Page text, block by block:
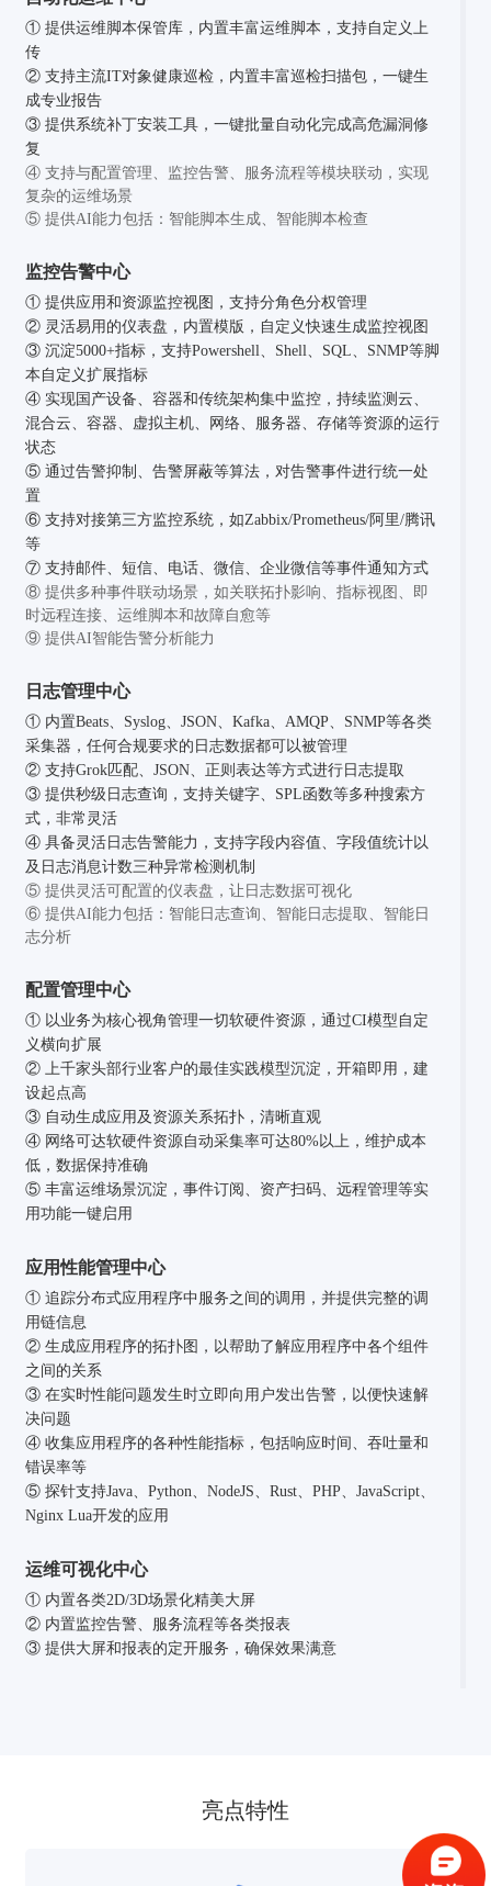
① 提供运维脚本保管库，内置丰富运维脚本，支持自定义上
传
② 支持主流IT对象健康巡检，内置丰富巡检扫描包，一键生
成专业报告
③ 提供系统补丁安装工具，一键批量自动化完成高危漏洞修
复
④ 支持与配置管理、监控告警、服务流程等模块联动，实现
复杂的运维场景
⑤ 提供AI能力包括：智能脚本生成、智能脚本检查
监控告警中心
① 提供应用和资源监控视图，支持分角色分权管理
② 灵活易用的仪表盘，内置模版，自定义快速生成监控视图
③ 沉淀5000+指标，支持Powershell、Shell、SQL、SNMP等脚
本自定义扩展指标
④ 实现国产设备、容器和传统架构集中监控，持续监测云、
混合云、容器、虚拟主机、网络、服务器、存储等资源的运行
状态
⑤ 通过告警抑制、告警屏蔽等算法，对告警事件进行统一处
置
⑥ 支持对接第三方监控系统，如Zabbix/Prometheus/阿里/腾讯
等
⑦ 支持邮件、短信、电话、微信、企业微信等事件通知方式
⑧ 提供多种事件联动场景，如关联拓扑影响、指标视图、即
时远程连接、运维脚本和故障自愈等
⑨ 提供AI智能告警分析能力
日志管理中心
① 内置Beats、Syslog、JSON、Kafka、AMQP、SNMP等各类
采集器，任何合规要求的日志数据都可以被管理
② 支持Grok匹配、JSON、正则表达等方式进行日志提取
③ 提供秒级日志查询，支持关键字、SPL函数等多种搜索方
式，非常灵活
④ 具备灵活日志告警能力，支持字段内容值、字段值统计以
及日志消息计数三种异常检测机制
⑤ 提供灵活可配置的仪表盘，让日志数据可视化
⑥ 提供AI能力包括：智能日志查询、智能日志提取、智能日
志分析
配置管理中心
① 以业务为核心视角管理一切软硬件资源，通过CI模型自定
义横向扩展
② 上千家头部行业客户的最佳实践模型沉淀，开箱即用，建
设起点高
③ 自动生成应用及资源关系拓扑，清晰直观
④ 网络可达软硬件资源自动采集率可达80%以上，维护成本
低，数据保持准确
⑤ 丰富运维场景沉淀，事件订阅、资产扫码、远程管理等实
用功能一键启用
应用性能管理中心
① 追踪分布式应用程序中服务之间的调用，并提供完整的调
用链信息
② 生成应用程序的拓扑图，以帮助了解应用程序中各个组件
之间的关系
③ 在实时性能问题发生时立即向用户发出告警，以便快速解
决问题
④ 收集应用程序的各种性能指标，包括响应时间、吞吐量和
错误率等
⑤ 探针支持Java、Python、NodeJS、Rust、PHP、JavaScript、
Nginx Lua开发的应用
运维可视化中心
① 内置各类2D/3D场景化精美大屏
② 内置监控告警、服务流程等各类报表
③ 提供大屏和报表的定开服务，确保效果满意
亮点特性